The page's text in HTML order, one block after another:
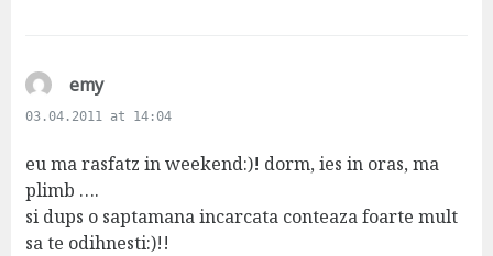
emys
a
s
03.04.2011 at 14:04
eu ma rasfatz in weekend:)! dorm, ies in oras, ma
plimb ….
si dups o saptamana incarcata conteaza foarte mult
sa te odihnesti:)!!